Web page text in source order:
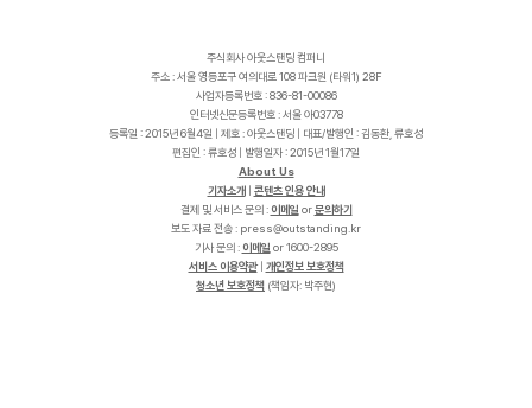
주식회사 아웃스탠딩 컴퍼니
주소 : 서울 영등포구 여의대로 108 파크원 (타워1) 28F
사업자등록번호 : 836-81-00086
인터넷신문등록번호 : 서울 아03778
등록일 : 2015년 6월4일 | 제호 : 아웃스탠딩 | 대표/발행인 : 김동환, 류호성
편집인 : 류호성 | 발행일자 : 2015년 1월17일
About Us
기자소개
콘텐츠 인용 안내
결제 및 서비스 문의 : 이메일 or문의하기
보도 자료 전송 :
r
k
.
g
n
i
d
n
a
t
s
t
u
o
@
s
s
e
r
p
기사 문의 : 이메일 or 1600-2895
서비스 이용약관| 개인정보 보호정책
청소년 보호정책 (책임자: 박주현)